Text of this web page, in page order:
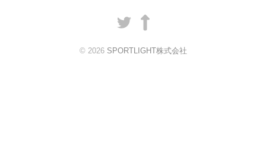
TwitterLinkedIn
© 2026 SPORTLIGHT株式会社